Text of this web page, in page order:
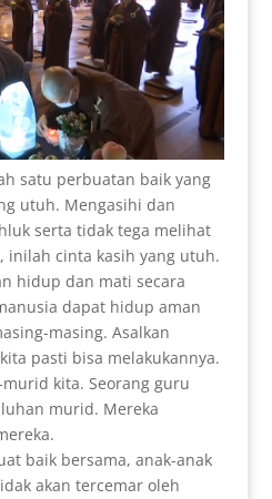
satu perbuatan baik yang
utuh. Mengasihi dan
serta tidak tega melihat
inilah cinta kasih yang utuh.
hidup dan mati secara
dapat hidup aman
masing. Asalkan
pasti bisa melakukannya.
kita. Seorang guru
murid. Mereka
baik bersama, anak-anak
akan tercemar oleh